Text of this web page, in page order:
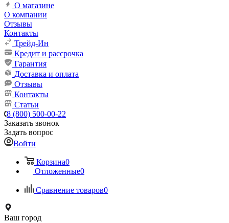
О магазине
О компании
Отзывы
Контакты
Трейд-Ин
Кредит и рассрочка
Гарантия
Доставка и оплата
Отзывы
Контакты
Статьи
8 (800) 500-00-22
Заказать звонок
Задать вопрос
Войти
Корзина0
Отложенные0
Сравнение товаров0
Ваш город